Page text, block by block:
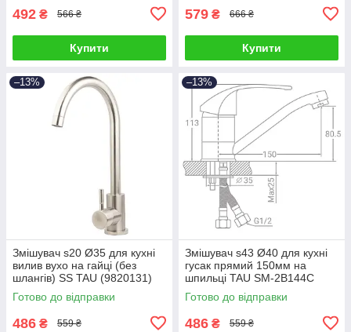
492 ₴ 566 ₴
Купити
579 ₴ 666 ₴
Купити
–13%
Змішувач s20 Ø35 для кухні
вилив вухо на гайці (без
шлангів) SS TAU (9820131)
Готово до відправки
486 ₴ 559 ₴
–13%
Змішувач s43 Ø40 для кухні
гусак прямий 150мм на
шпильці TAU SM-2B144C
(9843120)
Готово до відправки
486 ₴ 559 ₴